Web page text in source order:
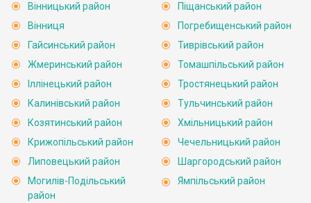
Вінницький район
Вінниця
Гайсинський район
Жмеринський район
Іллінецький район
Калинівський район
Козятинський район
Крижопільський район
Липовецький район
Могилів-Подільський
район
Піщанський район
Погребищенський район
Тиврівський район
Томашпільський район
Тростянецький район
Тульчинський район
Хмільницький район
Чечельницький район
Шаргородський район
Ямпільський район